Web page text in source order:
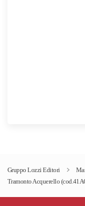
Gruppo Lozzi Editori
Tramonto Acquerello